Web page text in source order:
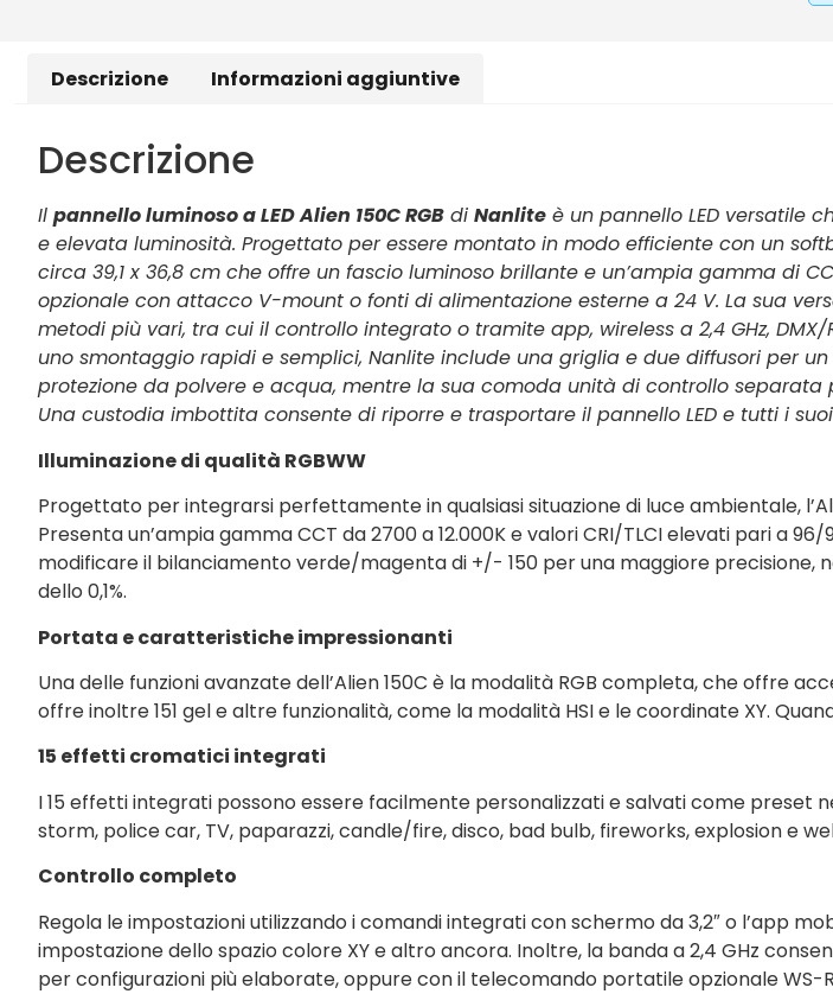
Descrizione Informazioni aggiuntive
Descrizione
Il pannello luminoso a LED Alien 150C RGB di Nanlite è un pannello LED versatile
e elevata luminosità. Progettato per essere montato in modo efficiente con un
circa 39,1 x 36,8 cm che offre un fascio luminoso brillante e un’ampia gamma di
opzionale con attacco V-mount o fonti di alimentazione esterne a 24 V. La sua
metodi più vari, tra cui il controllo integrato o tramite app, wireless a 2,4 GHz,
uno smontaggio rapidi e semplici, Nanlite include una griglia e due diffusori per
protezione da polvere e acqua, mentre la sua comoda unità di controllo
Una custodia imbottita consente di riporre e trasportare il pannello LED e tutti i
Illuminazione di qualità RGBWW
Progettato per integrarsi perfettamente in qualsiasi situazione di luce ambientale,
Presenta un’ampia gamma CCT da 2700 a 12.000K e valori CRI/TLCI elevati pari a
modificare il bilanciamento verde/magenta di +/- 150 per una maggiore precisione,
dello 0,1%.
Portata e caratteristiche impressionanti
Una delle funzioni avanzate dell’Alien 150C è la modalità RGB completa, che offre
offre inoltre 151 gel e altre funzionalità, come la modalità HSI e le coordinate XY.
15 effetti cromatici integrati
I 15 effetti integrati possono essere facilmente personalizzati e salvati come preset
storm, police car, TV, paparazzi, candle/fire, disco, bad bulb, fireworks, explosion e
Controllo completo
Regola le impostazioni utilizzando i comandi integrati con schermo da 3,2″ o l’app
impostazione dello spazio colore XY e altro ancora. Inoltre, la banda a 2,4 GHz
per configurazioni più elaborate, oppure con il telecomando portatile opzionale WS-